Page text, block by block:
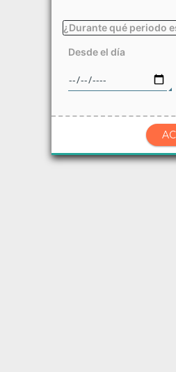
¿Durante qué periodo
Desde el día